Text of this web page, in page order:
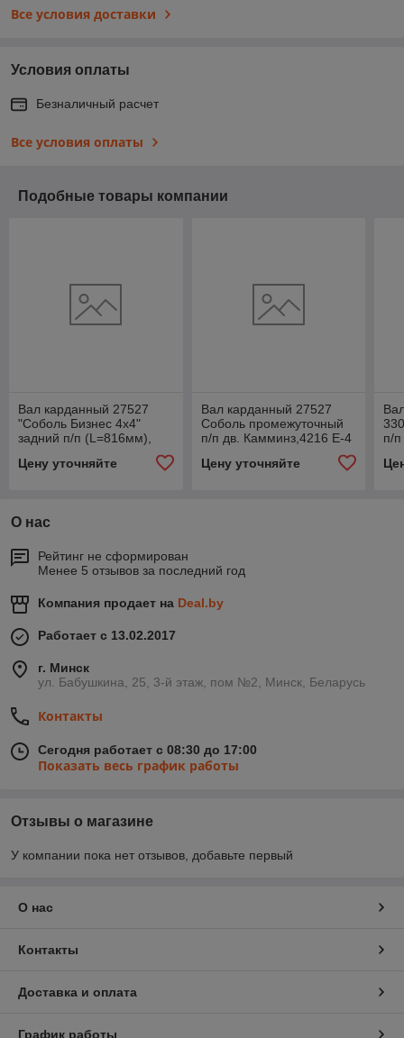
Все условия доставки
Условия оплаты
Безналичный расчет
Все условия оплаты
Подобные товары компании
Вал карданный 27527
"Соболь Бизнес 4х4"
задний п/п (L=816мм),
Цену уточняйте
Вал карданный 27527
Соболь промежуточный
п/п дв. Камминз,4216 Е-4
Цену уточняйте
п/
О нас
Рейтинг не сформирован
Менее 5 отзывов за последний год
Компания продает на Deal.by
Работает с 13.02.2017
г. Минск
ул. Бабушкина, 25, 3-й этаж, пом №2, Минск, Беларусь
Контакты
Сегодня работает с 08:30 до 17:00
Показать весь график работы
Отзывы о магазине
У компании пока нет отзывов, добавьте первый
О нас
Контакты
Доставка и оплата
График работы